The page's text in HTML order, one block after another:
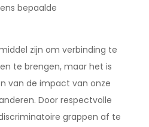
bepaalde
zijn om verbinding te
te brengen, maar het is
van de impact van onze
Door respectvolle
grappen af te